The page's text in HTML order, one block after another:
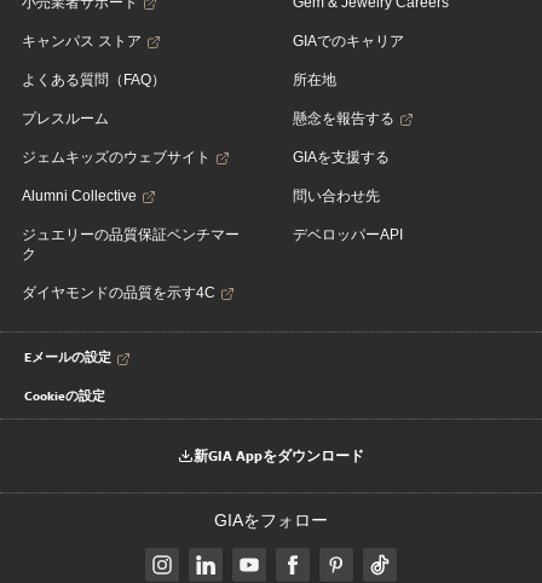
キャンパス ストア
よくある質問（FAQ）
プレスルーム
ジェムキッズのウェブサイト
Alumni Collective
ジュエリーの品質保証ベンチマー
ク
ダイヤモンドの品質を示す4C
GIAでのキャリア
所在地
懸念を報告する
GIAを支援する
問い合わせ先
デベロッパーAPI
Eメールの設定
Cookieの設定
新GIA Appをダウンロード
GIAをフォロー